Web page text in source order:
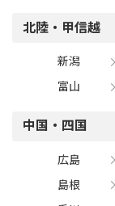
北陸・甲信越
新潟
富山
中国・四国
広島
島根